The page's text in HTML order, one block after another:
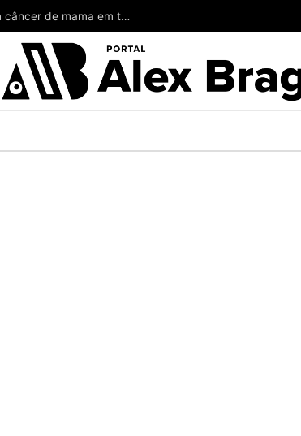
Wilson poderia ter salvado a vida de mulheres com câncer de mama em todo o Amazonas